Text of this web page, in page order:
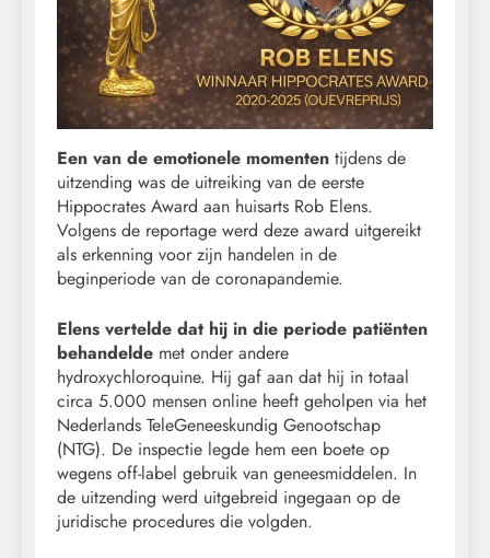
Een van de emotionele momenten tijdens de
uitzending was de uitreiking van de eerste
Hippocrates Award aan huisarts Rob Elens.
Volgens de reportage werd deze award uitgereikt
als erkenning voor zijn handelen in de
beginperiode van de coronapandemie.
Elens vertelde dat hij in die periode patiënten
behandelde met onder andere
hydroxychloroquine. Hij gaf aan dat hij in totaal
circa 5.000 mensen online heeft geholpen via het
Nederlands TeleGeneeskundig Genootschap
(NTG). De inspectie legde hem een boete op
wegens off-label gebruik van geneesmiddelen. In
de uitzending werd uitgebreid ingegaan op de
juridische procedures die volgden.